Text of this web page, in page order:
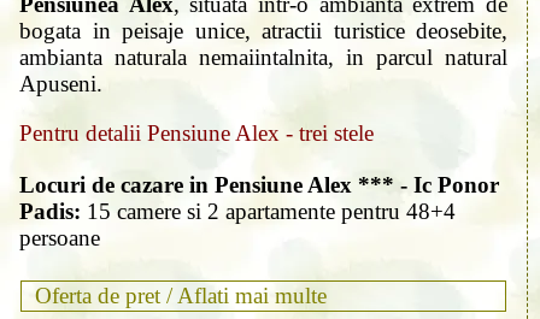
bogata in peisaje unice, atractii turistice deosebite,
ambianta naturala nemaiintalnita, in parcul natural
Apuseni.
Pentru detalii Pensiune Alex - trei stele
Locuri de cazare in Pensiune Alex *** - Ic Ponor
Padis: 15 camere si 2 apartamente pentru 48+4
persoane
Oferta de pret / Aflati mai multe